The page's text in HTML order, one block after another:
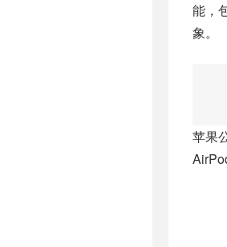
能，
象。
苹果